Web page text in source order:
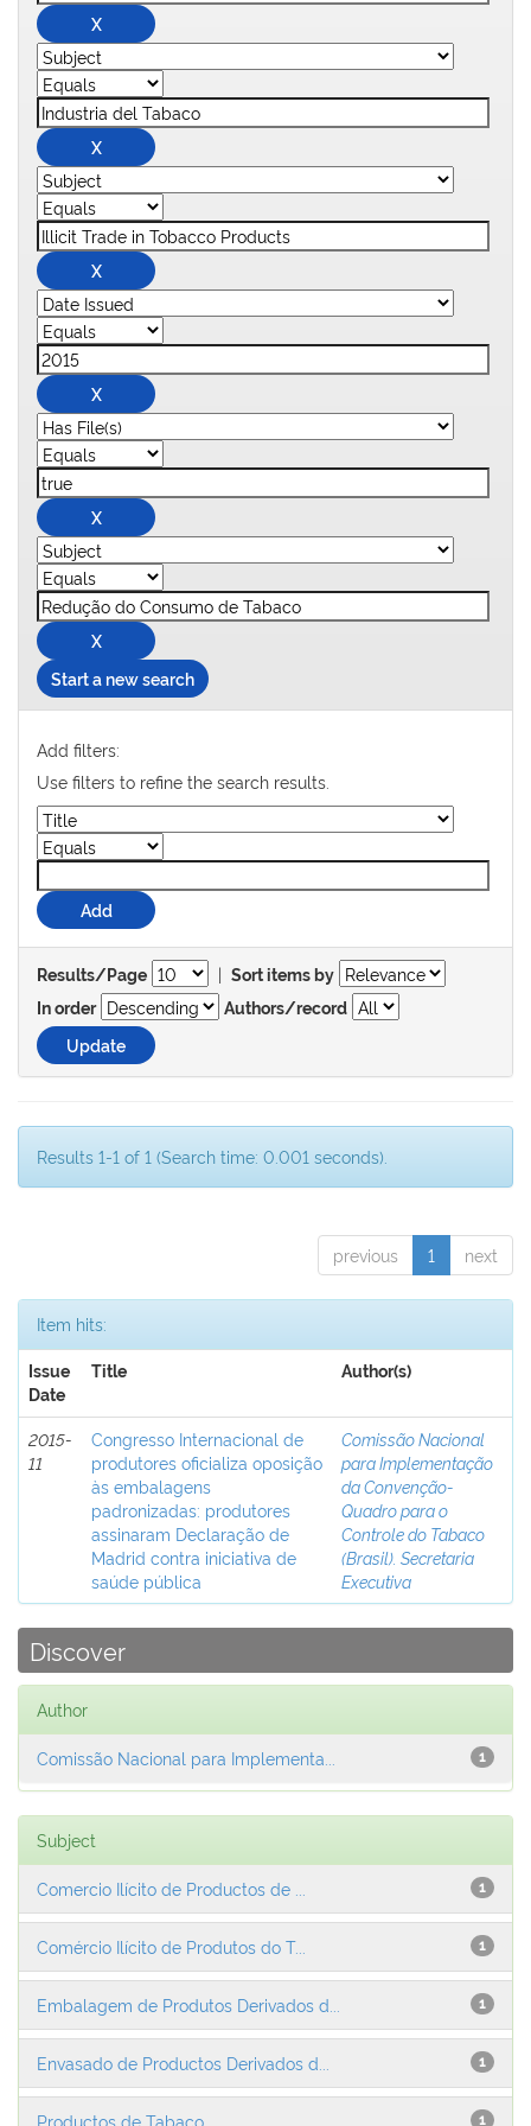
Start a new search
Add filters:
Use filters to refine the search results.
Results/Page | Sort items by
In order
Authors/record
Results 1-1 of 1 (Search time: 0.001 seconds).
previous 1 next
Item hits:
Issue
Date
Title Author(s)
2015-
11
Congresso Internacional de
produtores oficializa oposição
às embalagens
padronizadas: produtores
assinaram Declaração de
Madrid contra iniciativa de
saúde pública
Comissão Nacional
para Implementação
da Convenção-
Quadro para o
Controle do Tabaco
(Brasil). Secretaria
Executiva
Discover
Author
1
Comissão Nacional para Implementa...
Subject
1
Comercio Ilícito de Productos de ...
1
Comércio Ilícito de Produtos do T...
1
Embalagem de Produtos Derivados d...
1
Envasado de Productos Derivados d...
1
Productos de Tabaco